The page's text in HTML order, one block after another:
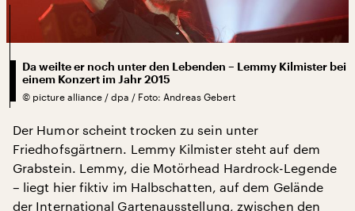
Da weilte er noch unter den Lebenden – Lemmy Kilmister bei
einem Konzert im Jahr 2015
© picture alliance / dpa / Foto: Andreas Gebert
Der Humor scheint trocken zu sein unter
Friedhofsgärtnern. Lemmy Kilmister steht auf dem
Grabstein. Lemmy, die Motörhead Hardrock-Legende
– liegt hier fiktiv im Halbschatten, auf dem Gelände
der International Gartenausstellung, zwischen den